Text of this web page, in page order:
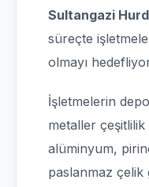
Sultangazi
süreçte
olmayı
İşletmelerin
metaller çeşitlilik
alüminyum,
paslanmaz çelik